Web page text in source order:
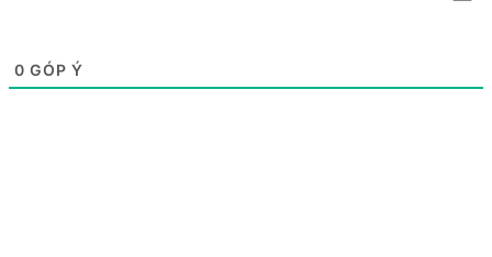
0 GÓP Ý